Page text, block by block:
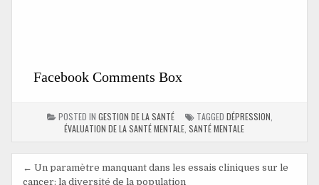
Facebook Comments Box
POSTED IN GESTION DE LA SANTÉ TAGGED DÉPRESSION
ÉVALUATION DE LA SANTÉ MENTALE SANTÉ MENTALE
← Un paramètre manquant dans les essais cliniques sur le
cancer: la diversité de la population